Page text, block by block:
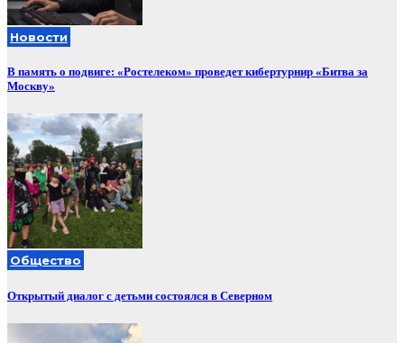
Новости
В память о подвиге: «Ростелеком» проведет кибертурнир «Битва за
Москву»
Общество
Открытый диалог с детьми состоялся в Северном